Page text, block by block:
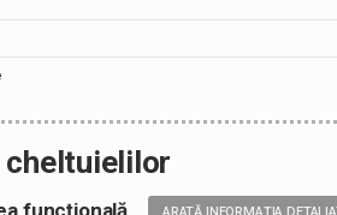
funcțională